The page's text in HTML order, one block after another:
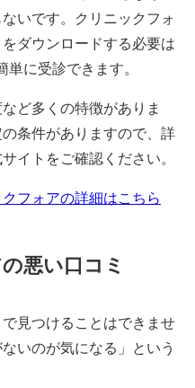
いです。クリニックフォ
ダウンロードする必要は
に受診できます。
ど多くの特徴がありま
条件がありますので、詳
イトをご確認ください。
フォアの詳細はこちら
悪い口コミ
見つけることはできませ
いのが気になる」という